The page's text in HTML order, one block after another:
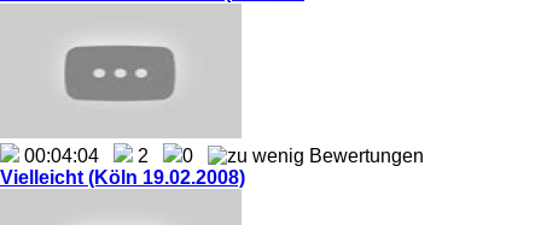
00:04:04 2
0
Vielleicht (Köln 19.02.2008)